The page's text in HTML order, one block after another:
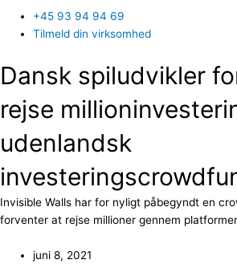
+45 93 94 94 69
Tilmeld din virksomhed
Dansk spiludvikler
rejse
udenlandsk
Invisible Walls har for nyligt påbegyndt en
forventer at rejse millioner gennem
juni 8, 2021